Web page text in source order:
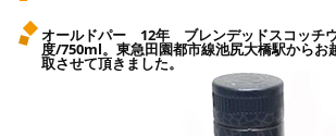
オールドパー 12年 ブレンデッドスコッチ
度/750ml。東急田園都市線池尻大橋駅からお
取させて頂きました。